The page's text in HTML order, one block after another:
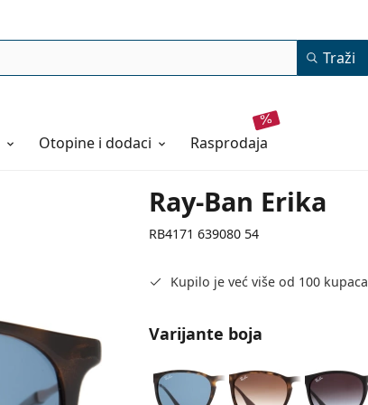
Traži
Otopine i dodaci rasprodaja
Ray-Ban Erika
RB4171 639080 54
Kupilo je već više od 100 kupaca
Varijante boja